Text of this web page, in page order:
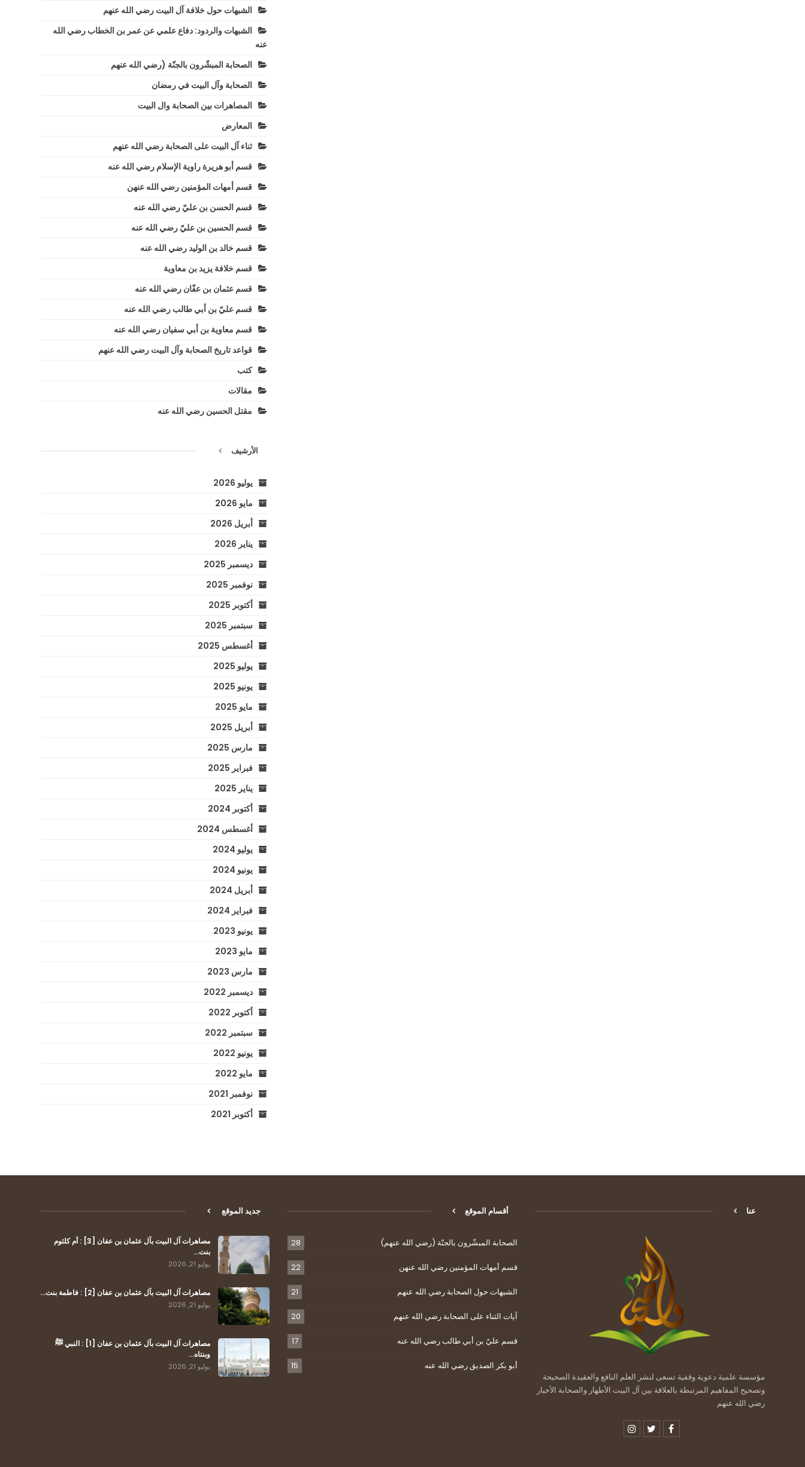
الشبهات حول خلافة آل البيت رضي الله عنهم
الشبهات والردود: دفاع علمي عن عمر بن الخطاب رضي الله
عنه
الصحابة المبشّرون بالجنّة (رضي الله عنهم
الصحابة وآل البيت في رمضان
المصاهرات بين الصحابة وال البيت
المعارض
ثناء آل البيت على الصحابة رضي الله عنهم
قسم أبو هريرة راوية الإسلام رضي الله عنه
قسم أمهات المؤمنين رضي الله عنهن
قسم الحسن بن عليّ رضي الله عنه
قسم الحسين بن عليّ رضي الله عنه
قسم خالد بن الوليد رضي الله عنه
قسم خلافة يزيد بن معاوية
قسم عثمان بن عفّان رضي الله عنه
قسم عليّ بن أبي طالب رضي الله عنه
قسم معاوية بن أبي سفيان رضي الله عنه
قواعد تاريخ الصحابة وآل البيت رضي الله عنهم
كتب
مقالات
مقتل الحسين رضي الله عنه
الأرشيف
يوليو 2026
مايو 2026
أبريل 2026
يناير 2026
ديسمبر 2025
نوفمبر 2025
أكتوبر 2025
سبتمبر 2025
أغسطس 2025
يوليو 2025
يونيو 2025
مايو 2025
أبريل 2025
مارس 2025
فبراير 2025
يناير 2025
أكتوبر 2024
أغسطس 2024
يوليو 2024
يونيو 2024
أبريل 2024
فبراير 2024
يونيو 2023
مايو 2023
مارس 2023
ديسمبر 2022
أكتوبر 2022
سبتمبر 2022
يونيو 2022
مايو 2022
نوفمبر 2021
أكتوبر 2021
عنا
مؤسسة علمية دعوية وقفية تسعى لنشر العلم النافع والعقيدة الصحيحة
وتصحيح المفاهيم المرتبطة بالعلاقة بين آل البيت الأطهار والصحابة الأخيار
رضي الله عنهم
أقسام الموقع
الصحابة المبشّرون بالجنّة (رضي الله عنهم) 28
قسم أمهات المؤمنين رضي الله عنهن 22
الشبهات حول الصحابة رضي الله عنهم 21
آيات الثناء على الصحابة رضي الله عنهم 20
قسم عليّ بن أبي طالب رضي الله عنه 17
أبو بكر الصديق رضي الله عنه 15
جديد الموقع
مصاهرات آل البيت بآل عثمان بن عفان [3] : أم كلثوم
بنت…
يوليو 21, 2026
مصاهرات آل البيت بآل عثمان بن عفان [2] : فاطمة بنت…
يوليو 21, 2026
مصاهرات آل البيت بآل عثمان بن عفان [1] : النبي ﷺ
وبنتاه…
يوليو 21, 2026